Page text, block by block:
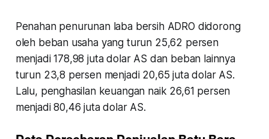
Penahan penurunan laba bersih ADRO didorong
oleh beban usaha yang turun 25,62 persen
menjadi 178,98 juta dolar AS dan beban lainnya
turun 23,8 persen menjadi 20,65 juta dolar AS.
Lalu, penghasilan keuangan naik 26,61 persen
menjadi 80,46 juta dolar AS.